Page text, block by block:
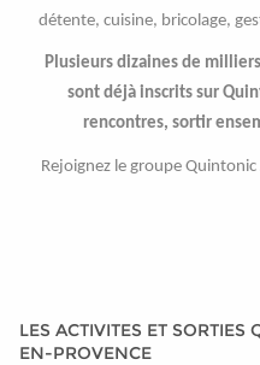
détente, cuisine, bricolage,
Plusieurs dizaines de
sont déjà inscrits sur
rencontres, sortir
Rejoignez le groupe
LES ACTIVITES ET
EN-PROVENCE